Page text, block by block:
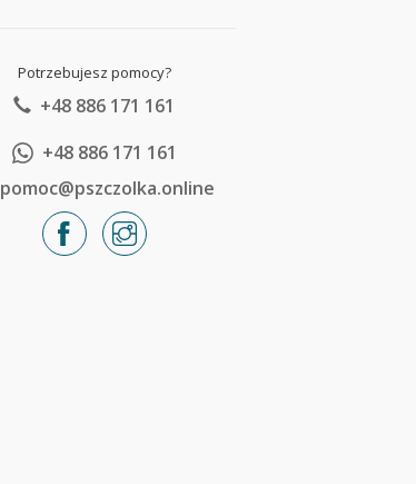
Potrzebujesz pomocy?
+48 886 171 161
+48 886 171 161
pomoc@pszczolka.online